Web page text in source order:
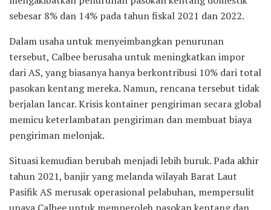
sebesar 8% dan 14% pada tahun fiskal 2021 dan 2022.
Dalam usaha untuk menyeimbangkan penurunan
tersebut, Calbee berusaha untuk meningkatkan impor
dari AS, yang biasanya hanya berkontribusi 10% dari total
pasokan kentang mereka. Namun, rencana tersebut tidak
berjalan lancar. Krisis kontainer pengiriman secara global
memicu keterlambatan pengiriman dan membuat biaya
pengiriman melonjak.
Situasi kemudian berubah menjadi lebih buruk. Pada akhir
tahun 2021, banjir yang melanda wilayah Barat Laut
Pasifik AS merusak operasional pelabuhan, mempersulit